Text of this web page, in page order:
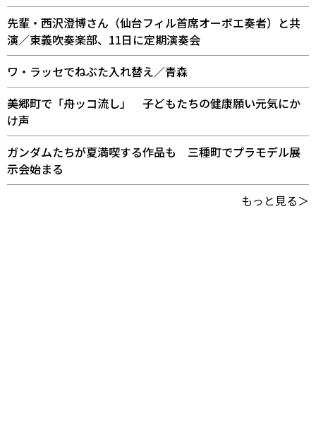
先輩・西沢澄博さん（仙台フィル首席オーボエ奏者）と共
演／東義吹奏楽部、11日に定期演奏会
ワ・ラッセでねぶた入れ替え／青森
美郷町で「舟ッコ流し」 子どもたちの健康願い元気にか
け声
ガンダムたちが夏満喫する作品も 三種町でプラモデル展
示会始まる
もっと見る＞